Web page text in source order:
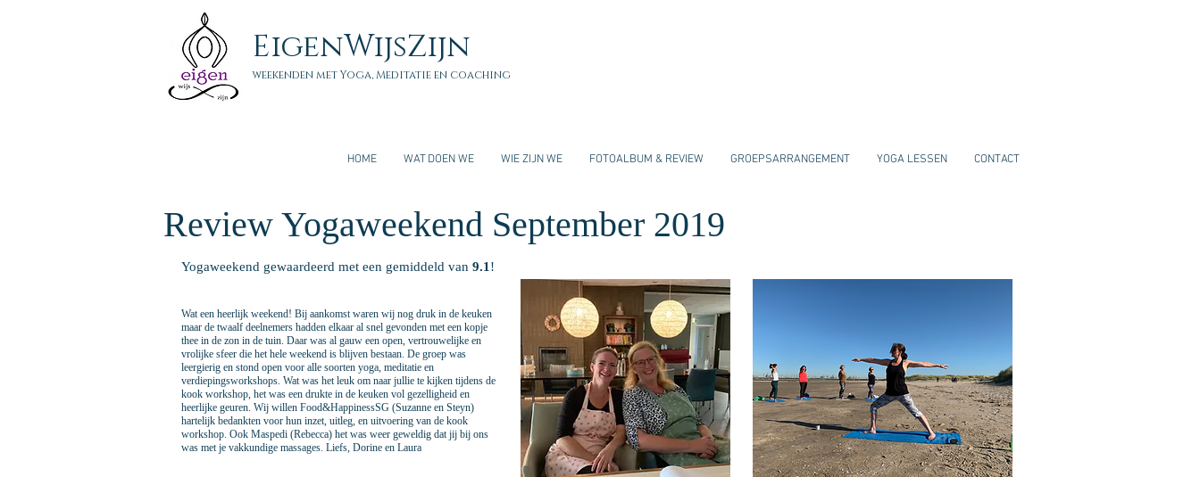
EigenWijsZijn
weekenden met Yoga, Meditatie en coaching
HOME WAT DOEN WE WIE ZIJN WE FOTOALBUM & REVIEW GROEPSARRANGEMENT YOGA LESSEN CONTACT
Review Yogaweekend September 2019
Yogaweekend gewaardeerd met een gemiddeld van 9.1 !
Wat een heerlijk weekend! Bij aankomst waren wij nog druk in de keuken
maar de twaalf deelnemers hadden elkaar al snel gevonden met een kopje
thee in de zon in de tuin. Daar was al gauw een open, vertrouwelijke en
vrolijke sfeer die het hele weekend is blijven bestaan. De groep was
leergierig en stond open voor alle soorten yoga, meditatie en
verdiepingsworkshops. Wat was het leuk om naar jullie te kijken tijdens de
kook workshop, het was een drukte in de keuken vol gezelligheid en
heerlijke geuren. Wij willen Food&HappinessSG (Suzanne en Steyn)
hartelijk bedankten voor hun inzet, uitleg, en uitvoering van de kook
workshop. Ook Maspedi (Rebecca) het was weer geweldig dat jij bij ons
was met je vakkundige massages. Liefs, Dorine en Laura